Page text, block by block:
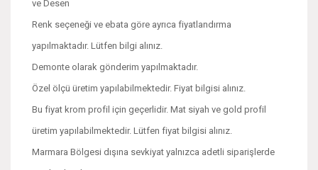
ve Desen
Renk seçeneği ve ebata göre ayrıca fiyatlandırma
yapılmaktadır. Lütfen bilgi alınız.
Demonte olarak gönderim yapılmaktadır.
Özel ölçü üretim yapılabilmektedir. Fiyat bilgisi alınız.
Bu fiyat krom profil için geçerlidir. Mat siyah ve gold profil
üretim yapılabilmektedir. Lütfen fiyat bilgisi alınız.
Marmara Bölgesi dışına sevkiyat yalnızca adetli siparişlerde